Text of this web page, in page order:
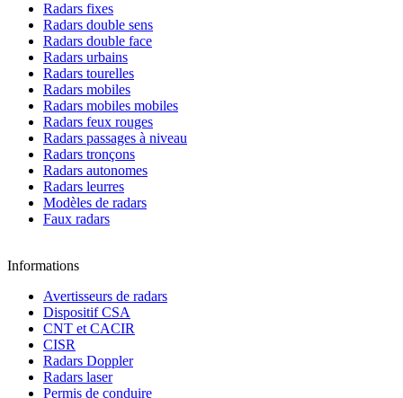
Radars fixes
Radars double sens
Radars double face
Radars urbains
Radars tourelles
Radars mobiles
Radars mobiles mobiles
Radars feux rouges
Radars passages à niveau
Radars tronçons
Radars autonomes
Radars leurres
Modèles de radars
Faux radars
Informations
Avertisseurs de radars
Dispositif CSA
CNT et CACIR
CISR
Radars Doppler
Radars laser
Permis de conduire